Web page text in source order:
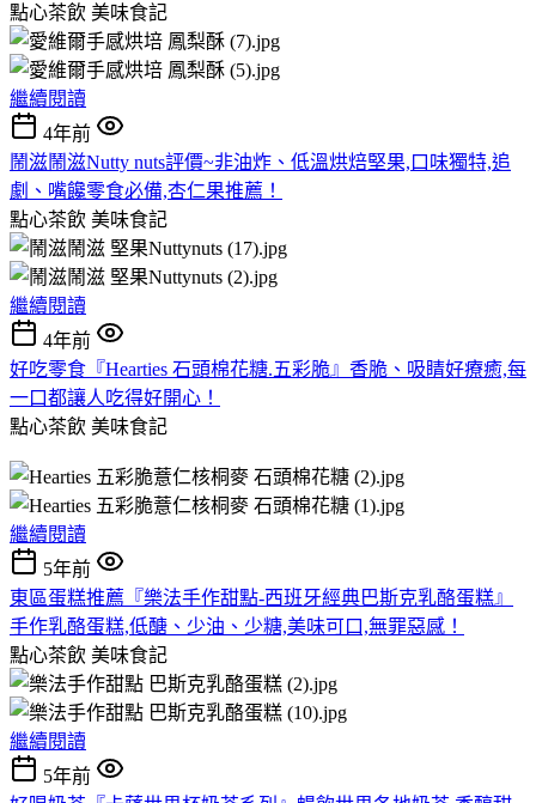
點心茶飲 美味食記
繼續閱讀
4年前
鬧滋鬧滋Nutty nuts評價~非油炸、低溫烘焙堅果,口味獨特,追
劇、嘴饞零食必備,杏仁果推薦！
點心茶飲 美味食記
繼續閱讀
4年前
好吃零食『Hearties 石頭棉花糖.五彩脆』香脆、吸睛好療癒,每
一口都讓人吃得好開心！
點心茶飲 美味食記
繼續閱讀
5年前
東區蛋糕推薦『樂法手作甜點-西班牙經典巴斯克乳酪蛋糕』
手作乳酪蛋糕,低醣、少油、少糖,美味可口,無罪惡感！
點心茶飲 美味食記
繼續閱讀
5年前